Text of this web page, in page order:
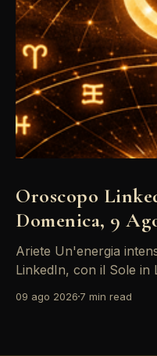
Oroscopo
Domenica, 9
Ariete Un'energia intensa permea la tua giornata
LinkedIn, con il Sole in
dalla Luna in Gemelli,
09 ago 2026 7 min read